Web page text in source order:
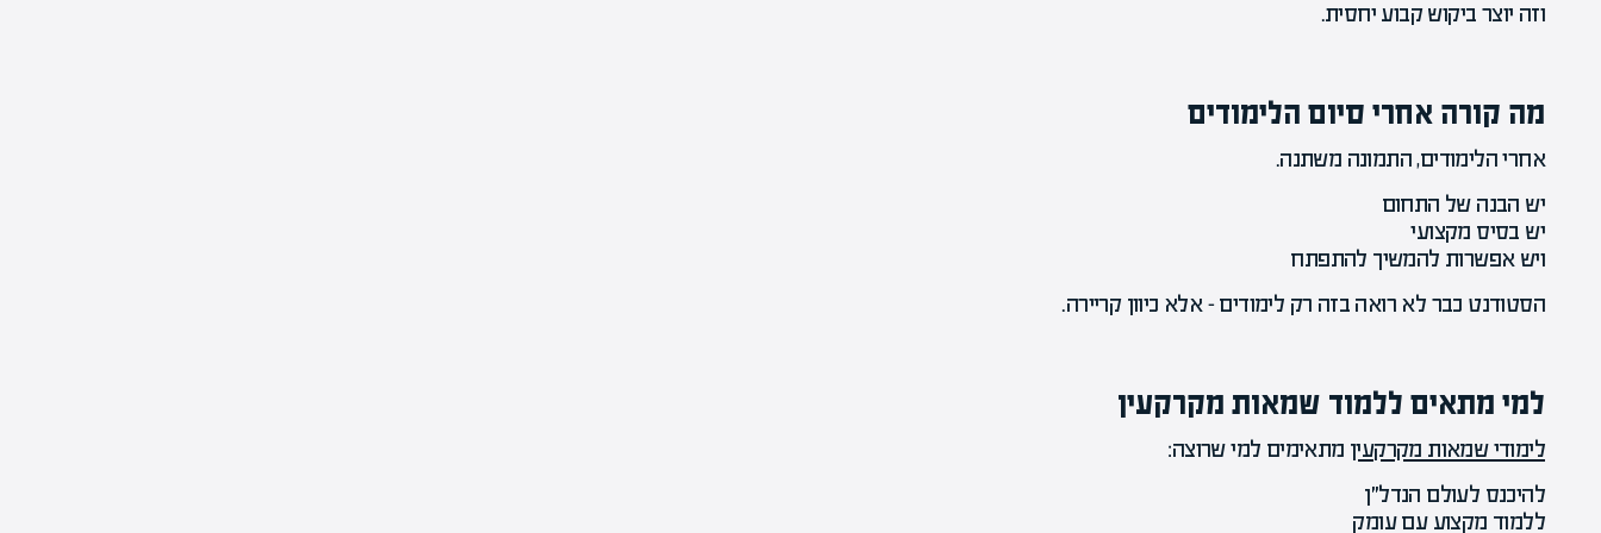
וזה יוצר ביקוש קבוע יחסית.
מה קורה אחרי סיום הלימודים
אחרי הלימודים, התמונה משתנה.
יש הבנה של התחום
יש בסיס מקצועי
ויש אפשרות להמשיך להתפתח
הסטודנט כבר לא רואה בזה רק לימודים – אלא כיוון קריירה.
למי מתאים ללמוד שמאות מקרקעין
לימודי שמאות מקרקעין מתאימים למי שרוצה:
להיכנס לעולם הנדל״ן
ללמוד מקצוע עם עומק